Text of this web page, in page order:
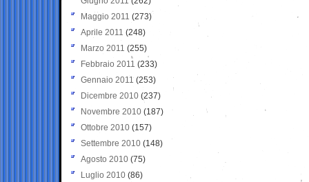
Maggio 2011 (273)
Aprile 2011 (248)
Marzo 2011 (255)
Febbraio 2011 (233)
Gennaio 2011 (253)
Dicembre 2010 (237)
Novembre 2010 (187)
Ottobre 2010 (157)
Settembre 2010 (148)
Agosto 2010 (75)
Luglio 2010 (86)